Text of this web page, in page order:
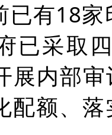
已有18
已采取
展内部
配额、